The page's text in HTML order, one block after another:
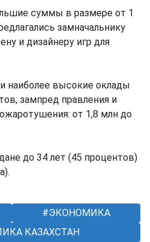
суммы в размере от 1
замначальнику
и дизайнеру игр для
наиболее высокие оклады
зампред правления и
от 1,8 млн до
до 34 лет (45 процентов)
ЭКОНОМИКА
КАЗАХСТАН